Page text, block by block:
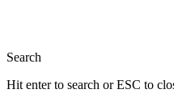
Search
Hit enter to search or ESC to